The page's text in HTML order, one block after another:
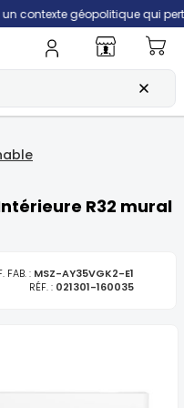
géopolitique qui perturbe
R32 mural
FAB. : MSZ-AY35VGK2-E1
RÉF. : 021301-160035